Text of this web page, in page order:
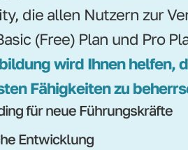
die allen Nutzern zur
(Free) Plan und Pro
wird Ihnen helfen,
Fähigkeiten zu
für neue Führungskräfte
Entwicklung